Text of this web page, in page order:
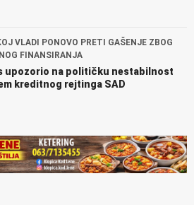
VLADI PONOVO PRETI GAŠENJE ZBOG
FINANSIRANJA
upozorio na političku nestabilnost
kreditnog rejtinga SAD